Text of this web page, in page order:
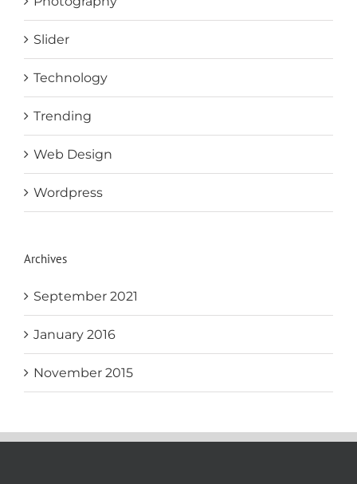
Slider
Technology
Trending
Web Design
Wordpress
Archives
September 2021
January 2016
November 2015